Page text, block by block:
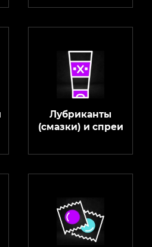
Лубриканты
(смазки) и спреи